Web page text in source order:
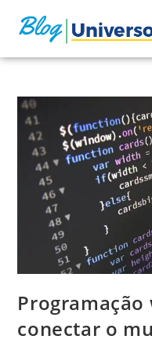
Programação
conectar o